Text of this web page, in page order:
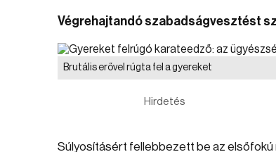
Végrehajtandó szabadságvesztést
Brutális erővel rúgta fel a gyereket
Hirdetés
Súlyosításért fellebbezett be az elsőfokú